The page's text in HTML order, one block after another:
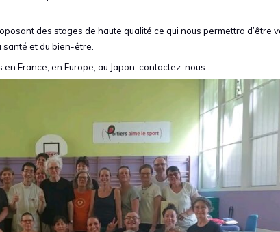
des stages de haute qualité ce qui nous permettra d’être
et du bien-être.
France, en Europe, au Japon, contactez-nous.